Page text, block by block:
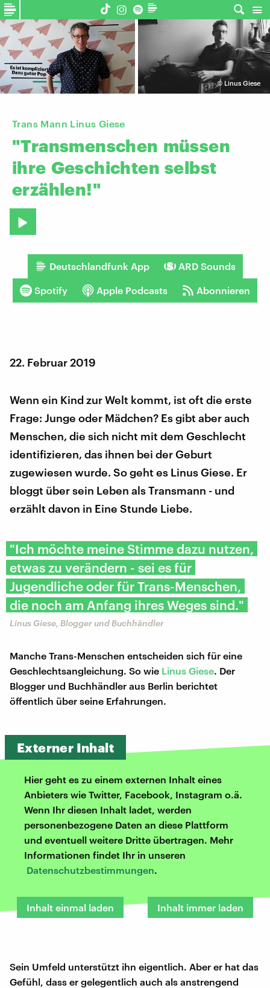
© Linus Giese
Trans Mann Linus Giese
"Transmenschen müssen
ihre Geschichten selbst
erzählen!"
Deutschlandfunk App ARD Sounds
Spotify Apple Podcasts Abonnieren
22. Februar 2019
Wenn ein Kind zur Welt kommt, ist oft die erste
Frage: Junge oder Mädchen? Es gibt aber auch
Menschen, die sich nicht mit dem Geschlecht
identifizieren, das ihnen bei der Geburt
zugewiesen wurde. So geht es Linus Giese. Er
bloggt über sein Leben als Transmann - und
erzählt davon in Eine Stunde Liebe.
"Ich möchte meine Stimme dazu nutzen,
etwas zu verändern - sei es für
Jugendliche oder für Trans-Menschen,
die noch am Anfang ihres Weges sind."
Linus Giese, Blogger und Buchhändler
Manche Trans-Menschen entscheiden sich für eine
Geschlechtsangleichung. So wie Linus Giese. Der
Blogger und Buchhändler aus Berlin berichtet
öffentlich über seine Erfahrungen.
Externer Inhalt
Hier geht es zu einem externen Inhalt eines
Anbieters wie Twitter, Facebook, Instagram o.ä.
Wenn Ihr diesen Inhalt ladet, werden
personenbezogene Daten an diese Plattform
und eventuell weitere Dritte übertragen. Mehr
Informationen findet Ihr in unseren
Datenschutzbestimmungen.
Inhalt einmal laden Inhalt immer laden
Sein Umfeld unterstützt ihn eigentlich. Aber er hat das
Gefühl, dass er gelegentlich auch als anstrengend